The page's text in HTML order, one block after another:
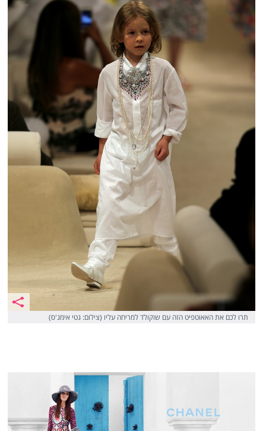
תרו לכם את האאוטפיט הזה עם שוקולד למריחה עליו (צילום: גטי אימג'ס)